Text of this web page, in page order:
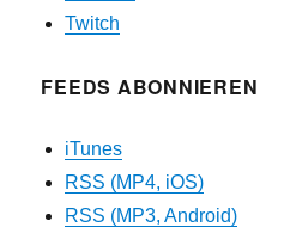
Twitch
FEEDS ABONNIEREN
iTunes
RSS (MP4, iOS)
RSS (MP3, Android)